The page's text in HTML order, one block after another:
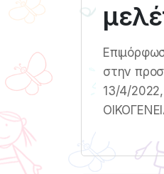
στην
13/4/